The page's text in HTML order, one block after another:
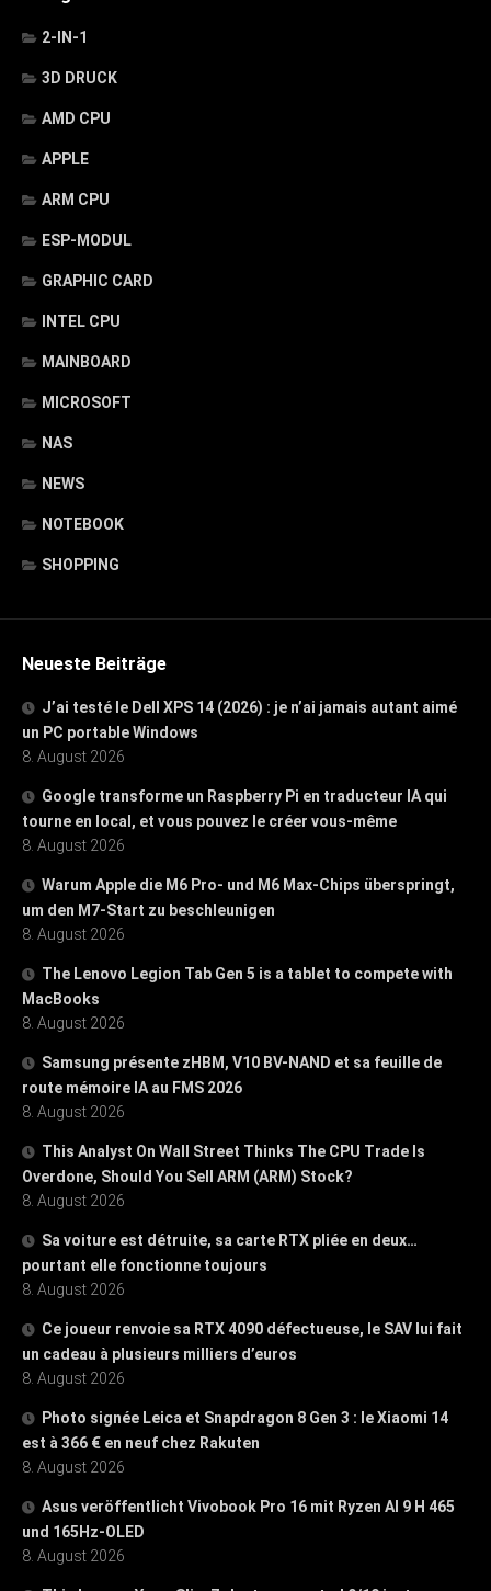
2-IN-1
3D DRUCK
AMD CPU
APPLE
ARM CPU
ESP-MODUL
GRAPHIC CARD
INTEL CPU
MAINBOARD
MICROSOFT
NAS
NEWS
NOTEBOOK
SHOPPING
Neueste Beiträge
J’ai testé le Dell XPS 14 (2026) : je n’ai jamais autant aimé
un PC portable Windows
8. August 2026
Google transforme un Raspberry Pi en traducteur IA qui
tourne en local, et vous pouvez le créer vous-même
8. August 2026
Warum Apple die M6 Pro- und M6 Max-Chips überspringt,
um den M7-Start zu beschleunigen
8. August 2026
The Lenovo Legion Tab Gen 5 is a tablet to compete with
MacBooks
8. August 2026
Samsung présente zHBM, V10 BV-NAND et sa feuille de
route mémoire IA au FMS 2026
8. August 2026
This Analyst On Wall Street Thinks The CPU Trade Is
Overdone, Should You Sell ARM (ARM) Stock?
8. August 2026
Sa voiture est détruite, sa carte RTX pliée en deux…
pourtant elle fonctionne toujours
8. August 2026
Ce joueur renvoie sa RTX 4090 défectueuse, le SAV lui fait
un cadeau à plusieurs milliers d’euros
8. August 2026
Photo signée Leica et Snapdragon 8 Gen 3 : le Xiaomi 14
est à 366 € en neuf chez Rakuten
8. August 2026
Asus veröffentlicht Vivobook Pro 16 mit Ryzen AI 9 H 465
und 165Hz-OLED
8. August 2026